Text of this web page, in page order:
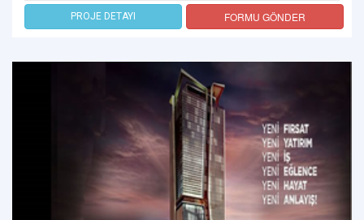
PROJE DETAYI FORMU GÖNDER